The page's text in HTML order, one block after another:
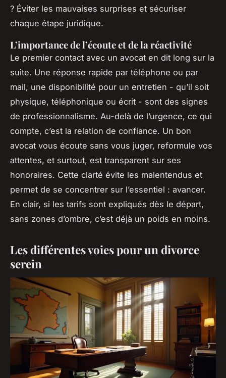
? Éviter les mauvaises surprises et sécuriser
chaque étape juridique.
L’importance de l’écoute et de la réactivité
Le premier contact avec un avocat en dit long sur la
suite. Une réponse rapide par téléphone ou par
mail, une disponibilité pour un entretien - qu’il soit
physique, téléphonique ou écrit - sont des signes
de professionnalisme. Au-delà de l’urgence, ce qui
compte, c’est la relation de confiance. Un bon
avocat vous écoute sans vous juger, reformule vos
attentes, et surtout, est transparent sur ses
honoraires. Cette clarté évite les malentendus et
permet de se concentrer sur l’essentiel : avancer.
En clair, si les tarifs sont expliqués dès le départ,
sans zones d’ombre, c’est déjà un poids en moins.
Les différentes voies pour un divorce
serein